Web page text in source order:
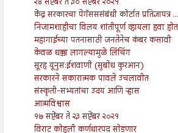
केंद्र सरकारचा पेगॅसससंबंधी कोर्टात प्रतिज्ञापत्र ...
निजामशाहीचा विलय शांतीपूर्ण व्हायला हवा
महागाईच्या पतनासाठी जनतेनेच कंबर कसावी
केवळ धक्का लागल्यामुळे लिंचिंग
सूरह यूनुस:ईशवाणी (सुबोध कुरआन)
सरकारने सकारात्मक पावले उचलावीत
संस्कृती-सभ्यतांचा उदय आणि ऱ्हास
आत्मविश्वास
१७ सप्टेंबर ते २३ सप्टेंबर २०२१
विराट कोहली कर्णधारपद सोडणार